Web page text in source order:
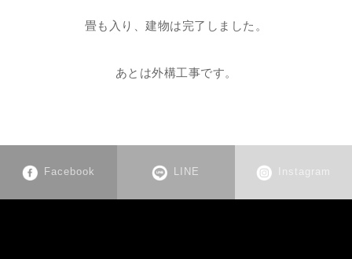
畳も入り、建物は完了しました。
あとは外構工事です。
Facebook LINE Instagram